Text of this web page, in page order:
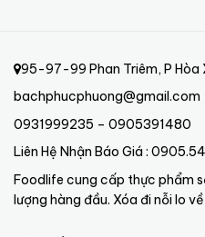
95-97-99 Phan Triêm, P Hòa
bachphucphuong@gmail.com
0931999235 – 0905391480
Liên Hệ Nhận Báo Giá :
Foodlife cung cấp thực phẩm
lượng hàng đầu. Xóa đi nỗi lo